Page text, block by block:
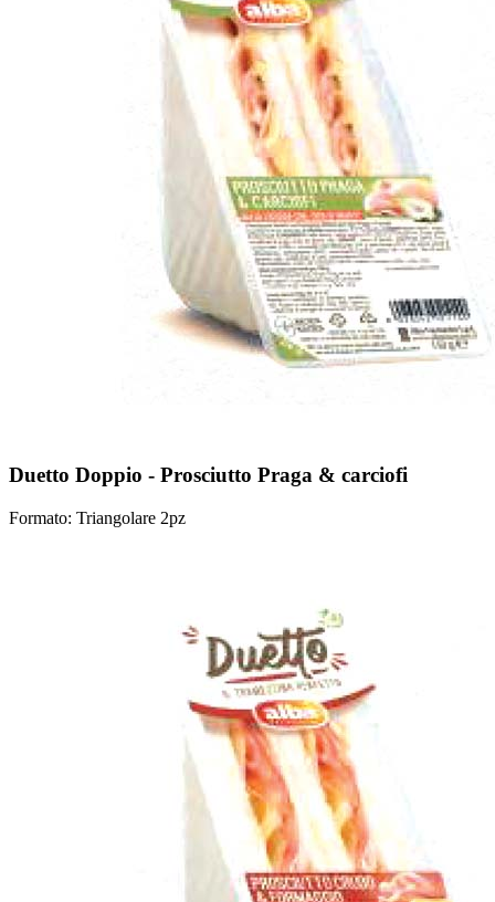
Duetto Doppio - Prosciutto Praga & carciofi
Formato: Triangolare 2pz